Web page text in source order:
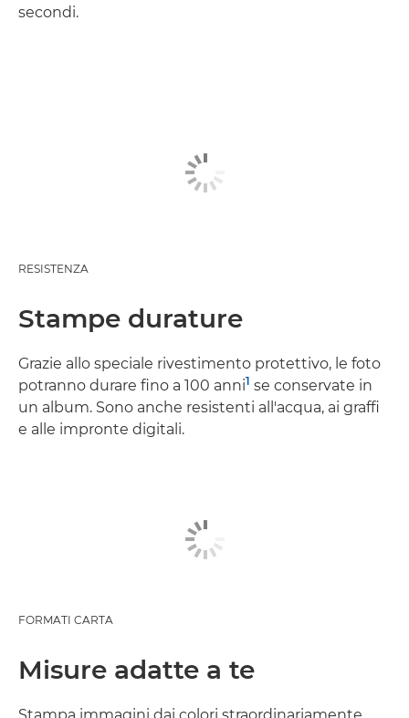
secondi.
RESISTENZA
Stampe durature
Grazie allo speciale rivestimento protettivo, le foto
potranno durare fino a 100 anni1 se conservate in
un album. Sono anche resistenti all'acqua, ai graffi
e alle impronte digitali.
FORMATI CARTA
Misure adatte a te